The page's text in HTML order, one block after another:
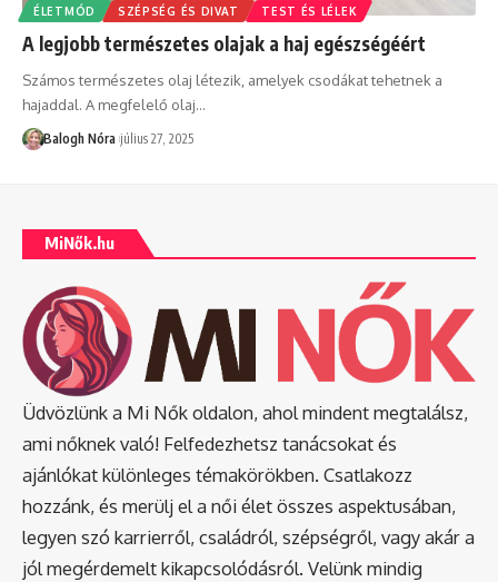
ÉLETMÓD SZÉPSÉG ÉS DIVAT TEST ÉS LÉLEK
A legjobb természetes olajak a haj egészségéért
Számos természetes olaj létezik, amelyek csodákat tehetnek a
hajaddal. A megfelelő olaj…
Balogh Nóra július 27, 2025
MiNők.hu
Üdvözlünk a Mi Nők oldalon, ahol mindent megtalálsz,
ami nőknek való! Felfedezhetsz tanácsokat és
ajánlókat különleges témakörökben. Csatlakozz
hozzánk, és merülj el a női élet összes aspektusában,
legyen szó karrierről, családról, szépségről, vagy akár a
jól megérdemelt kikapcsolódásról. Velünk mindig